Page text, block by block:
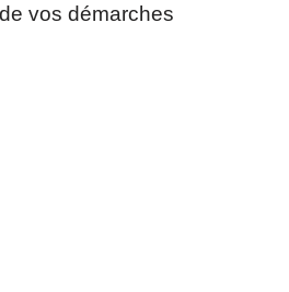
vos démarches